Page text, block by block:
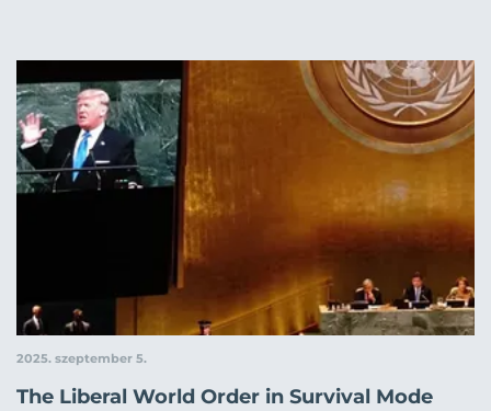
2025. szeptember 5.
The Liberal World Order in Survival Mode